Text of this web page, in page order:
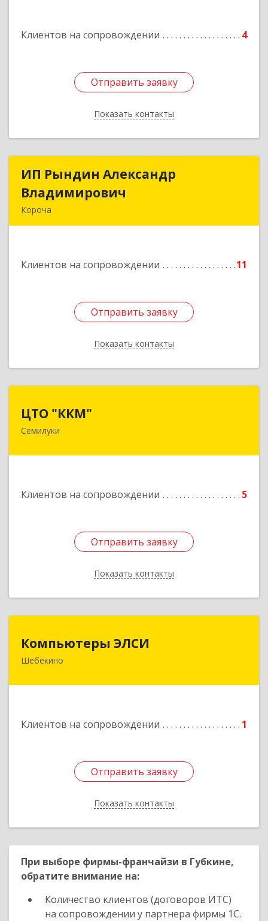
Клиентов на сопровождении 4
Отправить заявку
Показать контакты
Отправить заявку
Назад
ИП Рындин Александр
Владимирович
Короча
Клиентов на сопровождении 11
Отправить заявку
Показать контакты
ИП Рындин Александр
Подробнее
Отправить заявку
Назад
ЦТО "ККМ"
Семилуки
Клиентов на сопровождении 5
Отправить заявку
Показать контакты
Отправить заявку
Назад
Компьютеры ЭЛСИ
Шебекино
Клиентов на сопровождении 1
Отправить заявку
Показать контакты
Отправить заявку
Назад
При выборе фирмы-франчайзи в Губкине,
обратите внимание на:
Количество клиентов (договоров ИТС)
на сопровождении у партнера фирмы 1С.